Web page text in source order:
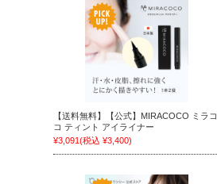
【送料無料】【公式】MIRACOCO ミラコ
コ ティント アイライナー
¥3,091(税込 ¥3,400)